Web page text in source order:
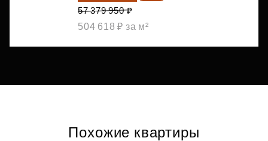
57 379 950 ₽
504 618 ₽ за м²
Похожие квартиры